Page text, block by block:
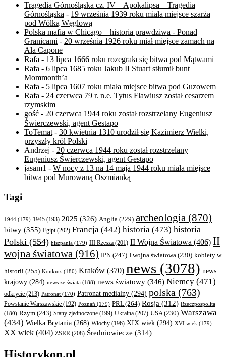
Tragedia Górnośląska cz. IV – Apokalipsa – Tragedia
Górnośląska - 19 września 1939 roku miała miejsce szarża
pod Wólką Węglową
Polska mafia w Chicago – historia prawdziwa - Ponad
Granicami - 20 września 1926 roku miał miejsce zamach na
Ala Capone
Rafa - 13 lipca 1666 roku rozegrała się bitwa pod Mątwami
Rafa - 6 lipca 1685 roku Jakub II Stuart stłumił bunt
Mommonth’a
Rafa - 5 lipca 1607 roku miała miejsce bitwa pod Guzowem
Rafa - 24 czerwca 79 r. n.e. Tytus Flawiusz został cesarzem
rzymskim
gość - 20 czerwca 1944 roku został rozstrzelany Eugeniusz
Świerczewski, agent Gestapo
ToTemat - 30 kwietnia 1310 urodził się Kazimierz Wielki,
przyszły król Polski
Andrzej - 20 czerwca 1944 roku został rozstrzelany
Eugeniusz Świerczewski, agent Gestapo
jasam1 - W nocy z 13 na 14 maja 1944 roku miała miejsce
bitwa pod Murowaną Oszmianką
Tagi
1944 (179) 1945 (193) 2025 (326) Anglia (229) archeologia (870)
bitwy (355) Egipt(202) Francja (442) historia (473) historia
Polski (554) hiszpania (179) III Rzesza (201) II Wojna Światowa (406) II
wojna światowa (916) IPN (247) I wojna światowa (230) kobiety w
historii (255) Konkurs (180) Kraków (370) news (3078) news
krajowy (284) news ze świata (188) news światowy (346) Niemcy (471)
odkrycie (213) Patronat (170) Patronat medialny (294) polska (763)
Powstanie Warszawskie (192) Poznań (179) PRL(264) Rosja (312) Rzeczpospolita
(180) Rzym (243) Stany zjednoczone (199) Ukraina (207) USA(230) Warszawa
(434) Wielka Brytania (268) Włochy (196) XIX wiek (294) XVI wiek (179)
XX wiek (404) ZSRR (208) Średniowiecze (314)